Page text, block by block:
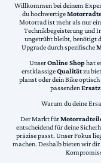
Willkommen bei deinem
du hochwertige
Motorrad ist mehr als nur
Technikbegeisterung und
ungetrübt bleibt, benötigt
Upgrade durch spezifische
UnserOnline Shophat
erstklassigeQualitätzu
planst oder dein Bike
passenden
Warum du deine
Der Markt für
entscheidend für deine
präzise passt. Unser Fokus
machen. Deshalb bieten wir